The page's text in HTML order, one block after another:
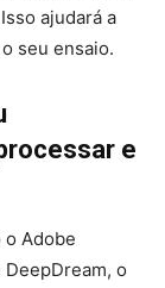
ajudará a
seu ensaio.
e
Adobe
o